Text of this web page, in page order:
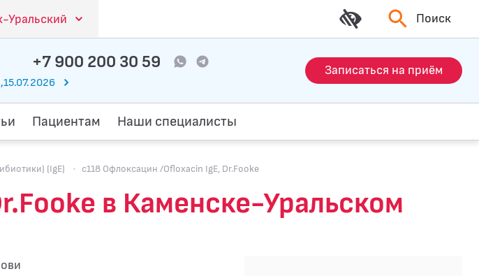
Уральский Поиск
+7 900 200 30 59 Записаться на приём
Пациентам Наши специалисты
(IgE) · c118 Офлоксацин /Ofloxacin IgE, Dr.Fooke
в Каменске-Уральском